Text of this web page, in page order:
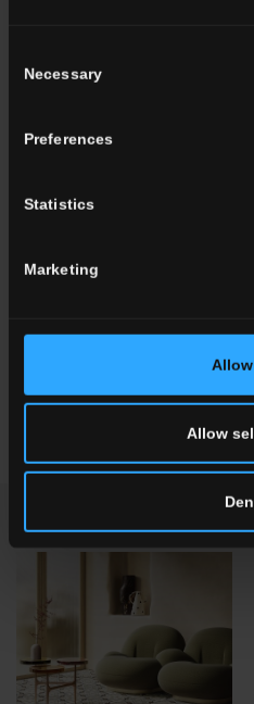
Selection
Necessary
Preferences
Statistics
Marketing
Allow
DIN 51130:
ANSI A 137.1 (DCOF):
20x20 . 8"x8"
TI POTREBBE